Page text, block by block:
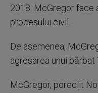
2018. McGregor face
procesului civil.
De asemenea,
agresarea unui bărbat
McGregor, poreclit